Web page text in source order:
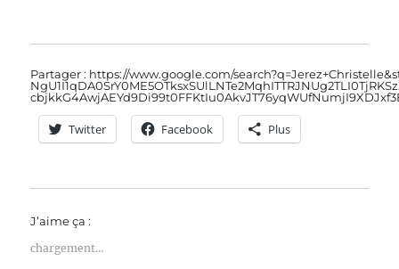
Partager : https://www.google.com/
Twitter Facebook Plus
J’aime ça :
chargement…